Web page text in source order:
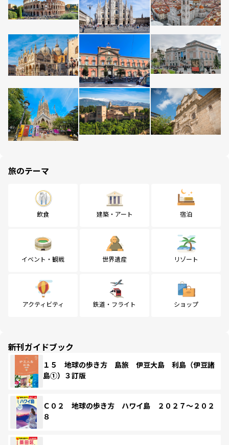
旅のテーマ
飲食 建築・アート 宿泊
イベント・観戦 世界遺産 リゾート
アクティビティ 鉄道・フライト ショップ
新刊ガイドブック
１５ 地球の歩き方 島旅 伊豆大島 利島（伊豆諸
島①）３訂版
Ｃ０２ 地球の歩き方 ハワイ島 ２０２７～２０２
８